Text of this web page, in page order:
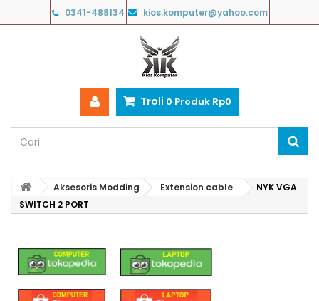
0341-488134 kios.komputer@yahoo.com
Troli 0 Produk Rp‎0
Aksesoris Modding Extension cable
NYK VGA
SWITCH 2 PORT